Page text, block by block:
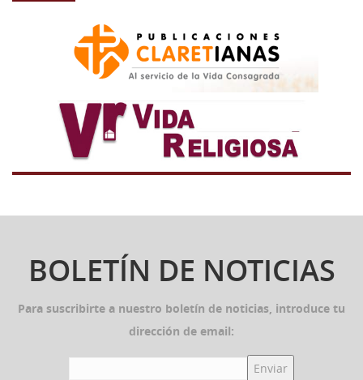
BOLETÍN DE NOTICIAS
Para suscribirte a nuestro boletín de noticias, introduce tu
dirección de email: